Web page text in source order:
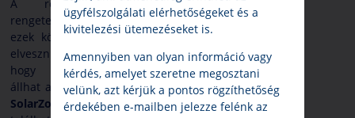
A rengeteg kérdésre
rengeteg válasz is érkezik, és
ezek között nagyon könnyű
elveszni. A jó hír viszont az,
hogy megannyi segítség
állhat a rendelkezésünkre! A
SolarZoneweboldalán
ügyfélszolgálati elérhetőségeket és a
kivitelezési ütemezéseket is.
Amennyiben van olyan információ vagy
kérdés, amelyet szeretne megosztani
velünk, azt kérjük a pontos rögzíthetőség
érdekében e-mailben jelezze felénk az